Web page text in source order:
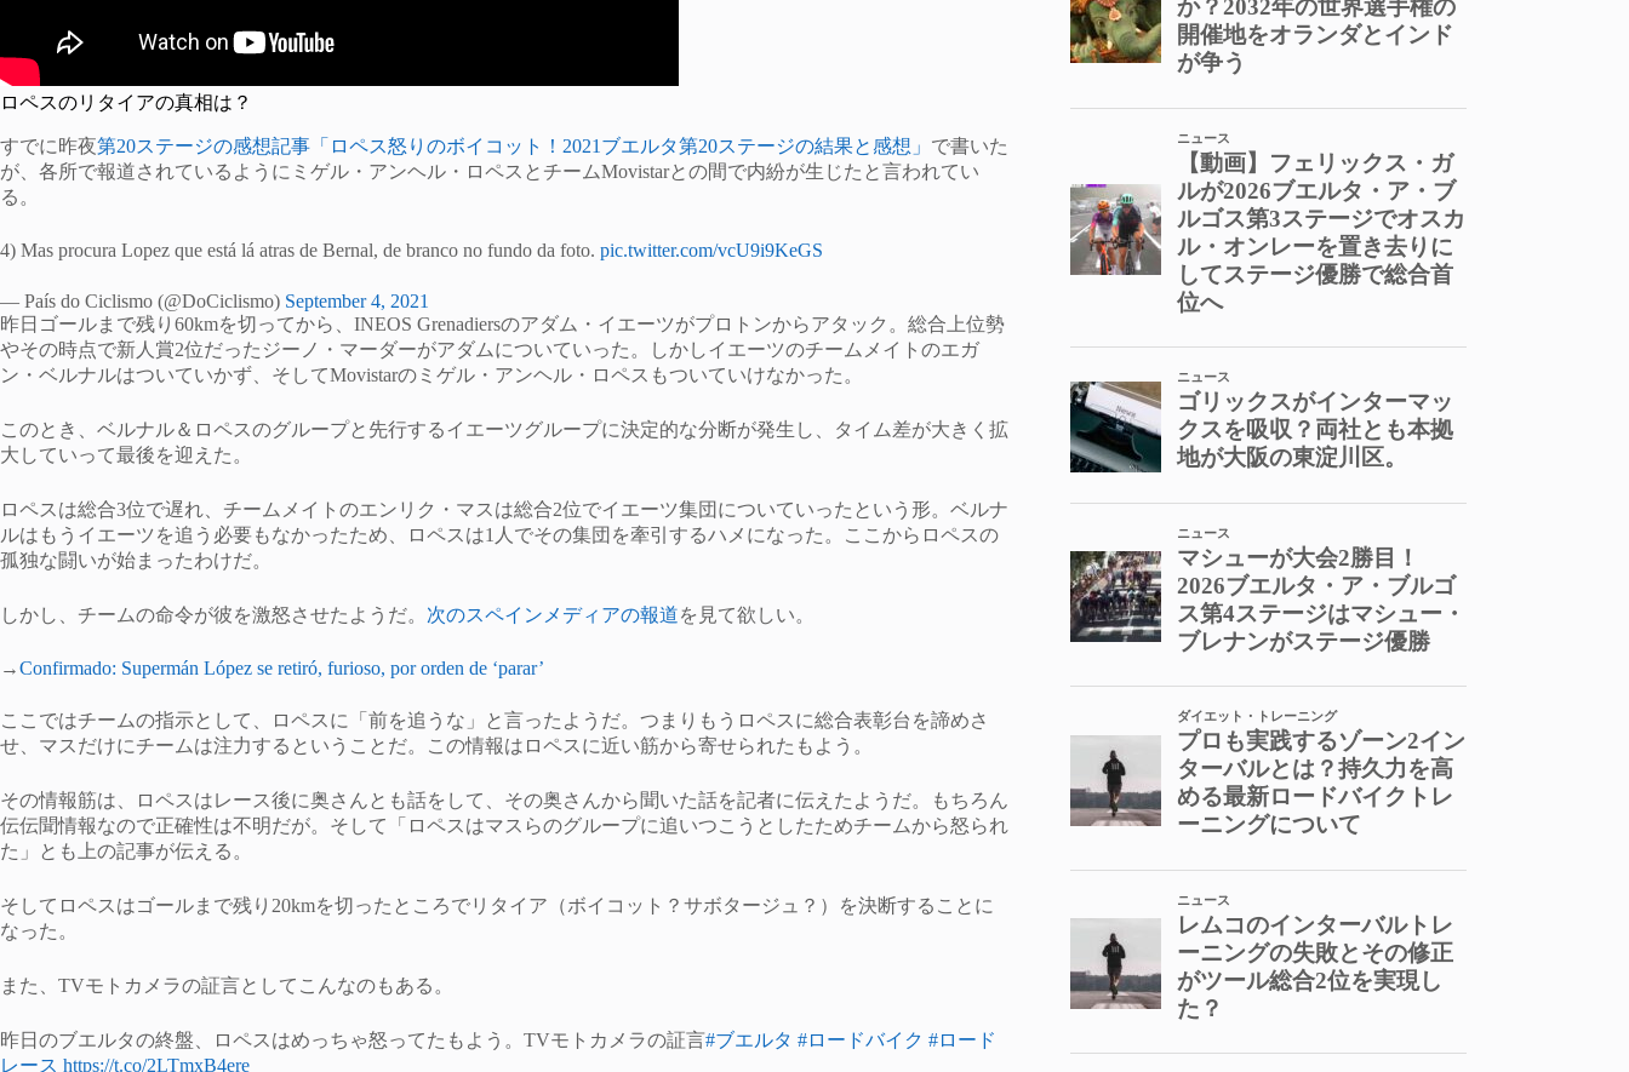
ロペスのリタイアの真相は？
すでに昨夜第20ステージの感想記事「ロペス怒りのボイコット！2021ブエルタ第20ステージの結果と感想」 で書いた
が、各所で報道されているようにミゲル・アンヘル・ロペスとチームMovistarとの間で内紛が生じたと言われてい
る。
4) Mas procura Lopez que está lá atras de Bernal, de branco no fundo da foto. pic.twitter.com/vcU9i9KeGS
— País do Ciclismo (@DoCiclismo) September 4, 2021
昨日ゴールまで残り60kmを切ってから、INEOS Grenadiersのアダム・イエーツがプロトンからアタック。総合上位勢
やその時点で新人賞2位だったジーノ・マーダーがアダムについていった。しかしイエーツのチームメイトのエガ
ン・ベルナルはついていかず、そしてMovistarのミゲル・アンヘル・ロペスもついていけなかった。
このとき、ベルナル＆ロペスのグループと先行するイエーツグループに決定的な分断が発生し、タイム差が大きく拡
大していって最後を迎えた。
ロペスは総合3位で遅れ、チームメイトのエンリク・マスは総合2位でイエーツ集団についていったという形。ベルナ
ルはもうイエーツを追う必要もなかったため、ロペスは1人でその集団を牽引するハメになった。ここからロペスの
孤独な闘いが始まったわけだ。
しかし、チームの命令が彼を激怒させたようだ。 次のスペインメディアの報道を見て欲しい。
→Confirmado: Supermán López se retiró, furioso, por orden de ‘parar’
ここではチームの指示として、ロペスに「前を追うな」と言ったようだ。つまりもうロペスに総合表彰台を諦めさ
せ、マスだけにチームは注力するということだ。この情報はロペスに近い筋から寄せられたもよう。
その情報筋は、ロペスはレース後に奥さんとも話をして、その奥さんから聞いた話を記者に伝えたようだ。もちろん
伝伝聞情報なので正確性は不明だが。そして「ロペスはマスらのグループに追いつこうとしたためチームから怒られ
た」とも上の記事が伝える。
そしてロペスはゴールまで残り20kmを切ったところでリタイア（ボイコット？サボタージュ？）を決断することに
なった。
また、TVモトカメラの証言としてこんなのもある。
昨日のブエルタの終盤、ロペスはめっちゃ怒ってたもよう。TVモトカメラの証言#ブエルタ #ロードバイク #ロード
レース https://t.co/2LTmxB4ere